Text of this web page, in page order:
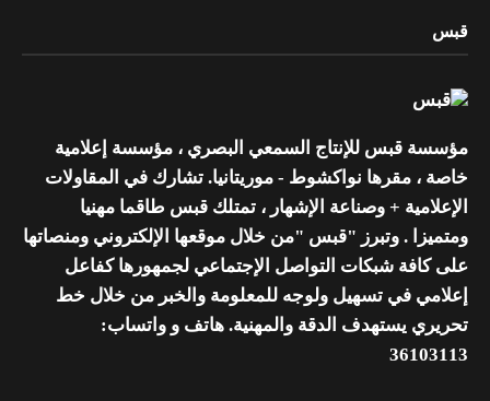
قبس
مؤسسة قبس للإنتاج السمعي البصري ، مؤسسة إعلامية
خاصة ، مقرها نواكشوط - موريتانيا. تشارك في المقاولات
الإعلامية + وصناعة الإشهار ، تمتلك قبس طاقما مهنيا
ومتميزا . وتبرز "قبس "من خلال موقعها الإلكتروني ومنصاتها
على كافة شبكات التواصل الإجتماعي لجمهورها كفاعل
إعلامي في تسهيل ولوجه للمعلومة والخبر من خلال خط
تحريري يستهدف الدقة والمهنية. هاتف و واتساب:
36103113